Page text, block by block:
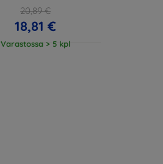
20,89 €
18,81 €
Varastossa > 5 kpl